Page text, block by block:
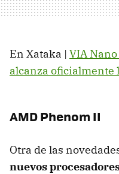
En Xataka | VIA
alcanza oficialmente
AMDPhenom II
Otra de las
nuevos